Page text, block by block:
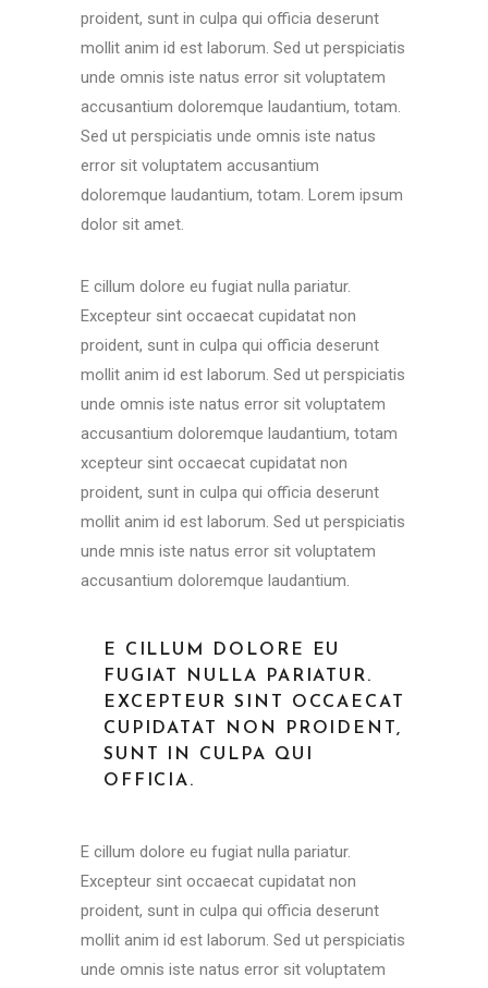
proident, sunt in culpa qui officia deserunt
mollit anim id est laborum. Sed ut perspiciatis
unde omnis iste natus error sit voluptatem
accusantium doloremque laudantium, totam.
Sed ut perspiciatis unde omnis iste natus
error sit voluptatem accusantium
doloremque laudantium, totam. Lorem ipsum
dolor sit amet.
E cillum dolore eu fugiat nulla pariatur.
Excepteur sint occaecat cupidatat non
proident, sunt in culpa qui officia deserunt
mollit anim id est laborum. Sed ut perspiciatis
unde omnis iste natus error sit voluptatem
accusantium doloremque laudantium, totam
xcepteur sint occaecat cupidatat non
proident, sunt in culpa qui officia deserunt
mollit anim id est laborum. Sed ut perspiciatis
unde mnis iste natus error sit voluptatem
accusantium doloremque laudantium.
E CILLUM DOLORE EU
FUGIAT NULLA PARIATUR.
EXCEPTEUR SINT OCCAECAT
CUPIDATAT NON PROIDENT,
SUNT IN CULPA QUI
OFFICIA.
E cillum dolore eu fugiat nulla pariatur.
Excepteur sint occaecat cupidatat non
proident, sunt in culpa qui officia deserunt
mollit anim id est laborum. Sed ut perspiciatis
unde omnis iste natus error sit voluptatem